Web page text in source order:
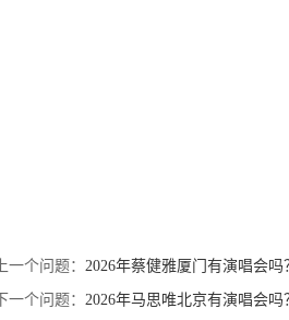
上一个问题： 2026年蔡健雅厦门有演唱会吗
下一个问题： 2026年马思唯北京有演唱会吗